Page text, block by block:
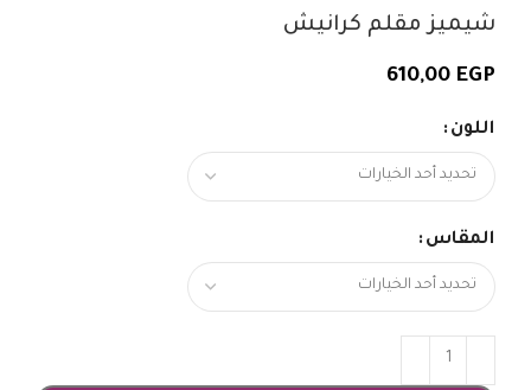
شيميز مقلم كرانيش
610,00 EGP
اللون
المقاس